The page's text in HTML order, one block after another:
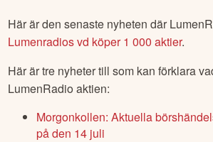
Här är den senaste nyheten där
Lumenradios vd köper 1 000 aktier.
Här är tre nyheter till som kan förklara
LumenRadio aktien:
Morgonkollen: Aktuella
på den 14 juli